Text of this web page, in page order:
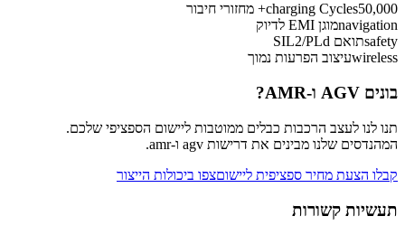
charging Cycles50,000+ מחזורי חיבור
navigationמוגן EMI לדיוק
safetyתואם SIL2/PLd
wirelessעיצוב הפרעות נמוך
בונים AGV ו-AMR?
תנו לנו לעצב הרכבות כבלים ממוטבות ליישום הספציפי שלכם.
המהנדסים שלנו מבינים את דרישות agv ו-amr.
קבלו הצעת מחיר ספציפית ליישוםצפו ביכולות הייצור
תעשיות קשורות